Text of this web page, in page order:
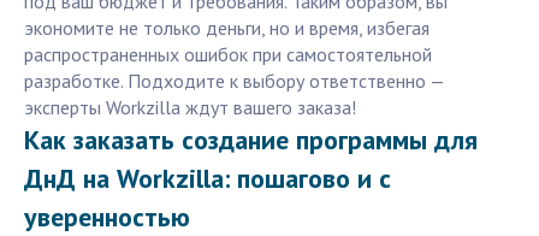
экономите не только деньги, но и время, избегая
распространенных ошибок при самостоятельной
разработке. Подходите к выбору ответственно —
эксперты Workzilla ждут вашего заказа!
Как заказать создание программы для
ДнД на Workzilla: пошагово и с
уверенностью